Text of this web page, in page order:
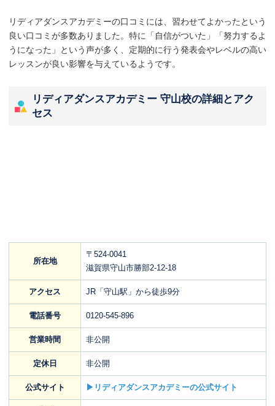
リディアダンスアカデミーの口コミには、習わせてよかったという
良い口コミが多数ありました。特に「自信がついた」「努力するよ
うになった」という声が多く、定期的に行う発表会やレベルの高い
レッスンが良い影響を与えているようです。
リディアダンスアカデミー 守山校の詳細とアク
セス
所在地
〒524-0041
滋賀県守山市勝部2-12-18
アクセス JR「守山駅」から徒歩9分
電話番号 0120-545-896
営業時間 非公開
定休日 非公開
公式サイト ▶リディアダンスアカデミーの公式サイト